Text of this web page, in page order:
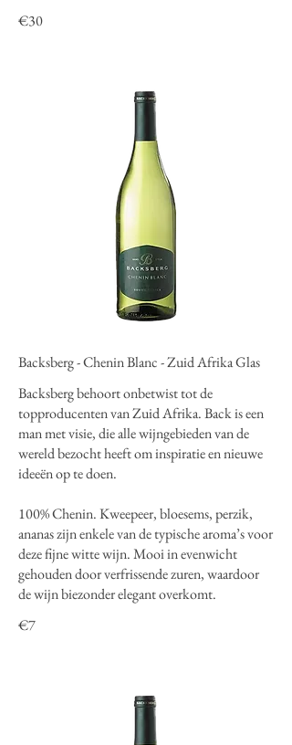
€30
Backsberg - Chenin Blanc - Zuid Afrika Glas
Backsberg behoort onbetwist tot de
topproducenten van Zuid Afrika. Back is een
man met visie, die alle wijngebieden van de
wereld bezocht heeft om inspiratie en nieuwe
ideeën op te doen.
100% Chenin. Kweepeer, bloesems, perzik,
ananas zijn enkele van de typische aroma’s voor
deze fijne witte wijn. Mooi in evenwicht
gehouden door verfrissende zuren, waardoor
de wijn biezonder elegant overkomt.
€7